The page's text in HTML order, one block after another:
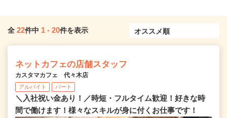
全 22件中 1 - 20件を表示
ネットカフェの店舗スタッフ
カスタマカフェ 代々木店
アルバイト パート
＼入社祝い金あり！／時短・フルタイム歓迎！好きな時
間で働けます！様々なスキルが身に付くお仕事です！